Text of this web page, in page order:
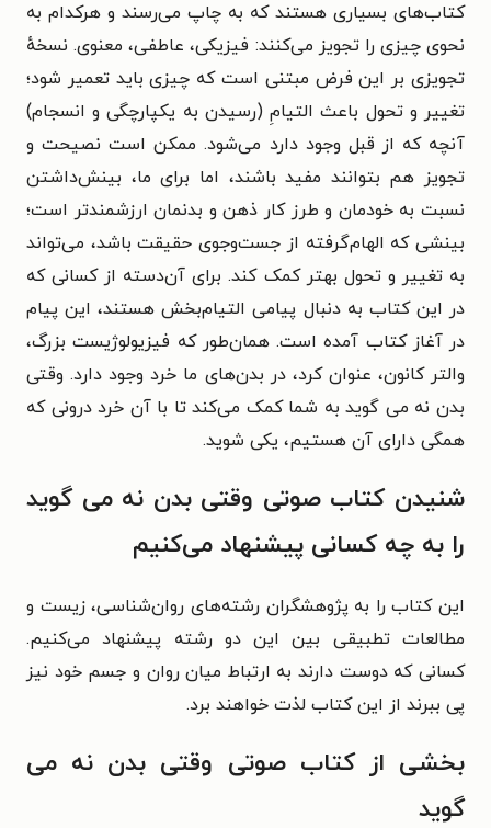
کتاب‌های بسیاری هستند که به چاپ می‌رسند و هرکدام به
نحوی چیزی را تجویز می‌کنند: فیزیکی، عاطفی، معنوی. نسخهٔ
تجویزی بر این فرض مبتنی است که چیزی باید تعمیر شود؛
تغییر و تحول باعث التیامِ (رسیدن به یکپارچگی و انسجام)
آنچه که از قبل وجود دارد می‌شود. ممکن است نصیحت و
تجویز هم بتوانند مفید باشند، اما برای ما، بینش‌داشتن
نسبت به خودمان و طرز کار ذهن و بدنمان ارزشمندتر است؛
بینشی که الهام‌گرفته از جست‌وجوی حقیقت باشد، می‌تواند
به تغییر و تحول بهتر کمک کند. برای آن‌دسته از کسانی که
در این کتاب به دنبال پیامی التیام‌بخش هستند، این پیام
در آغاز کتاب آمده است. همان‌طور که فیزیولوژیست بزرگ،
والتر کانون، عنوان کرد، در بدن‌های ما خرد وجود دارد. وقتی
بدن نه می‌ گوید به شما کمک می‌کند تا با آن خرد درونی که
همگی دارای آن هستیم، یکی شوید.
شنیدن کتاب صوتی وقتی بدن نه می‌ گوید
را به چه کسانی پیشنهاد می‌کنیم
این کتاب را به پژوهشگران رشته‌های روان‌شناسی، زیست و
مطالعات تطبیقی بین این دو رشته پیشنهاد می‌کنیم.
کسانی که دوست دارند به ارتباط میان روان و جسم خود نیز
پی ببرند از این کتاب لذت خواهند برد.
بخشی از کتاب صوتی وقتی بدن نه می‌
گوید